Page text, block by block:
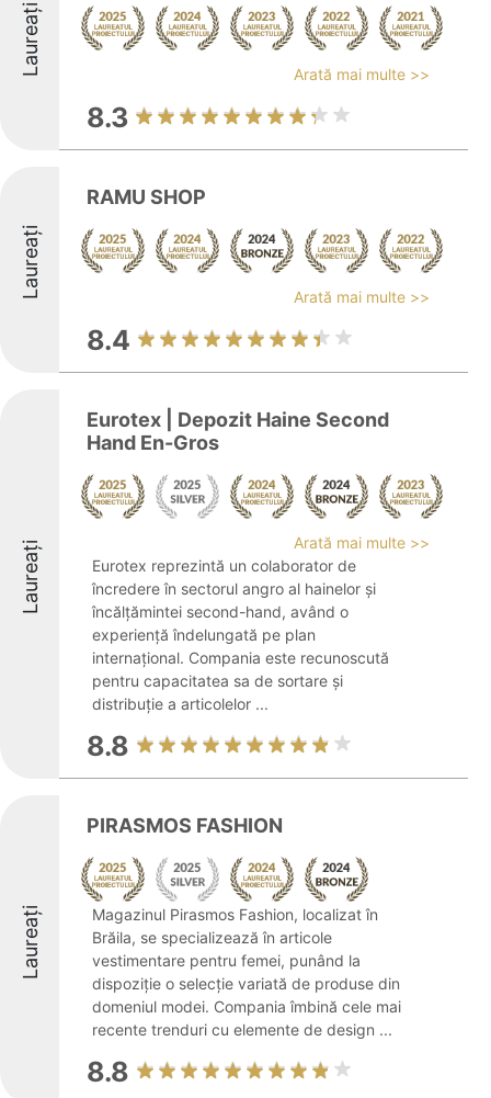
Laureați Arată mai multe >>
8.3
Laureați
RAMU SHOP
Arată mai multe >>
8.4
Laureați
Eurotex | Depozit Haine Second
Hand En-Gros
Arată mai multe >>
Eurotex reprezintă un colaborator de
încredere în sectorul angro al hainelor și
încălțămintei second-hand, având o
experiență îndelungată pe plan
internațional. Compania este recunoscută
pentru capacitatea sa de sortare și
distribuție a articolelor ...
8.8
Laureați
PIRASMOS FASHION
Magazinul Pirasmos Fashion, localizat în
Brăila, se specializează în articole
vestimentare pentru femei, punând la
dispoziție o selecție variată de produse din
domeniul modei. Compania îmbină cele mai
recente trenduri cu elemente de design ...
8.8